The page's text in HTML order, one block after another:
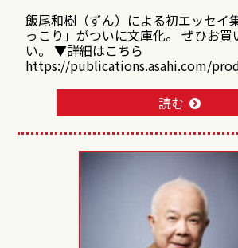
飯尾和樹（ずん）による初エッセイ
っこり」がついに文庫化。 ぜひお買
い。 ▼詳細はこちら
https://publications.asahi.com/
読む